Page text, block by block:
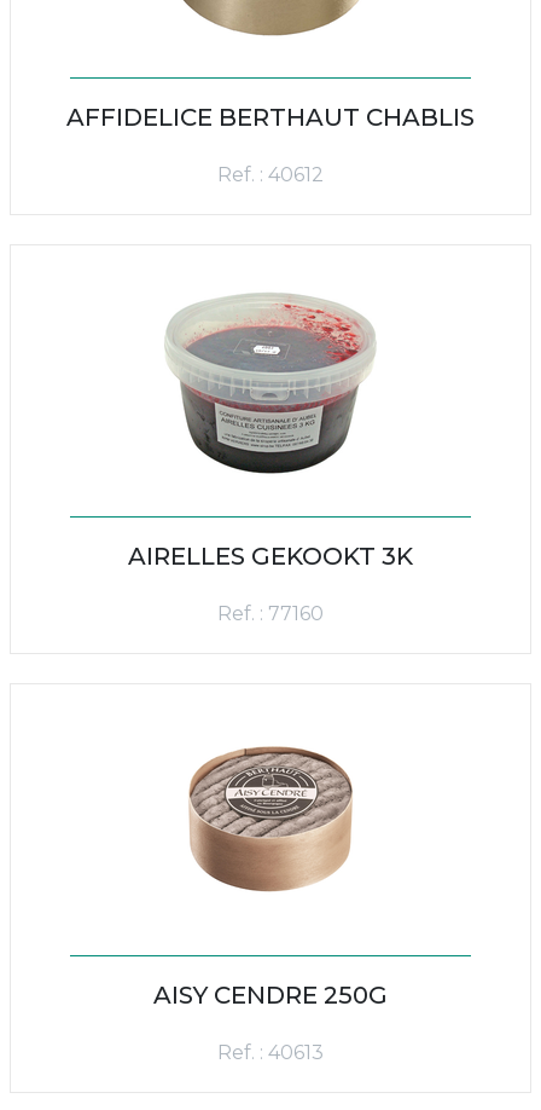
AFFIDELICE BERTHAUT CHABLIS
Ref. : 40612
AIRELLES GEKOOKT 3K
Ref. : 77160
AISY CENDRE 250G
Ref. : 40613